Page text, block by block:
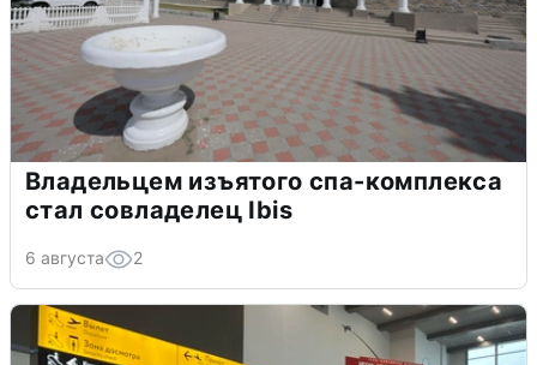
Владельцем изъятого спа-комплекса
стал совладелец Ibis
6 августа 2